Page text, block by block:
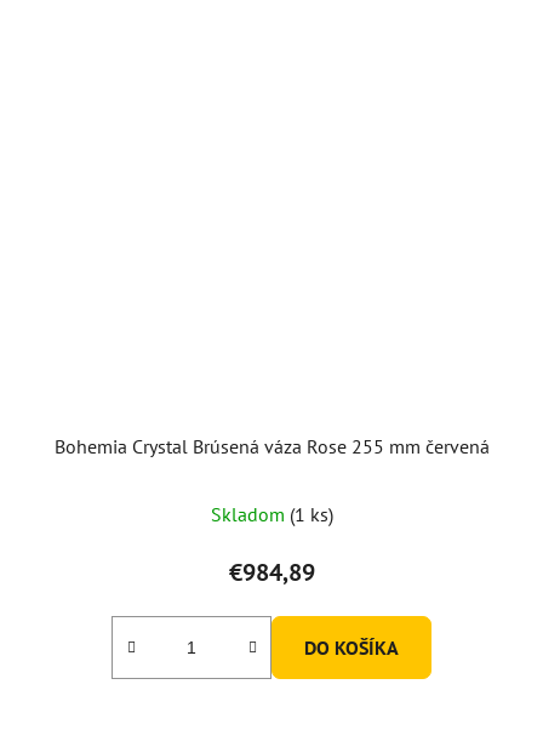
Bohemia Crystal Brúsená váza Rose 255 mm červená
Skladom (1 ks)
€984,89
DO KOŠÍKA